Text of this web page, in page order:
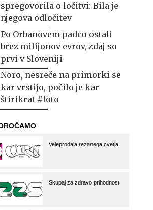
spregovorila o ločitvi: Bila je
njegova odločitev
Po Orbanovem padcu ostali
brez milijonov evrov, zdaj so
prvi v Sloveniji
Noro, nesreče na primorki se
kar vrstijo, počilo je kar
štirikrat #foto